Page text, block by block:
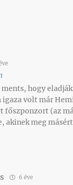
hogy eladják
volt már
főszponzort (az
akinek meg
6 éve